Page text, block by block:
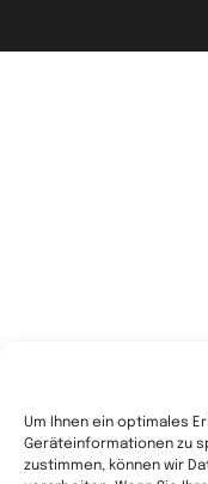
Um Ihnen ein optimales
Geräteinformationen zu
zustimmen, können wir